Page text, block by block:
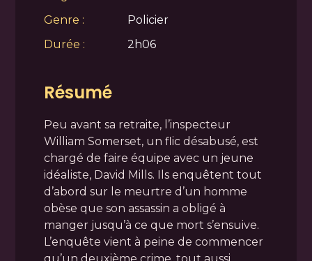
Genre :
Policier
Durée :
2h06
Résumé
Peu avant sa retraite, l’inspecteur
William Somerset, un flic désabusé, est
chargé de faire équipe avec un jeune
idéaliste, David Mills. Ils enquêtent tout
d’abord sur le meurtre d’un homme
obèse que son assassin a obligé à
manger jusqu’à ce que mort s’ensuive.
L’enquête vient à peine de commencer